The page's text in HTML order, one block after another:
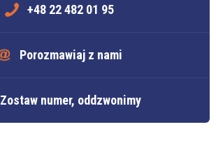
+48 22 482 01 95
Porozmawiaj z nami
Zostaw numer, oddzwonimy